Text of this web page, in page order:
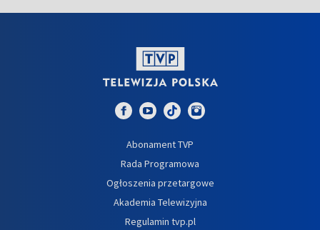
Abonament TVP
Rada Programowa
Ogłoszenia przetargowe
Akademia Telewizyjna
Regulamin tvp.pl